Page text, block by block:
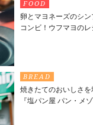
FOOD
卵とマヨネーズのシ
コンビ！ウフマヨのレ
BREAD
焼きたてのおいしさ
『塩パン屋 パン・メ